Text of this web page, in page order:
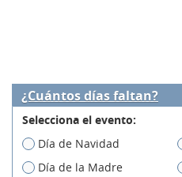
¿Cuántos días faltan?
Selecciona el evento:
Día de Navidad
Día de la Madre